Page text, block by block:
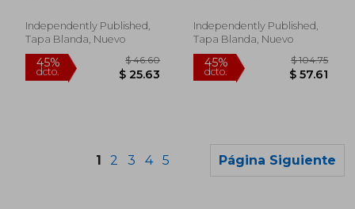
Independently Published,
Tapa Blanda, Nuevo
Independently Published,
Tapa Blanda, Nuevo
1 2 3 4 5 Página Siguiente